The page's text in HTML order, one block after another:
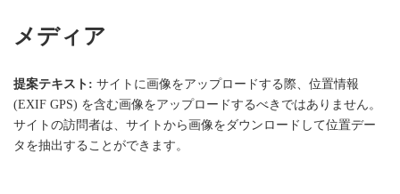
メディア
提案テキスト: サイトに画像をアップロードする際、位置情報
(EXIF GPS) を含む画像をアップロードするべきではありません。
サイトの訪問者は、サイトから画像をダウンロードして位置デー
タを抽出することができます。